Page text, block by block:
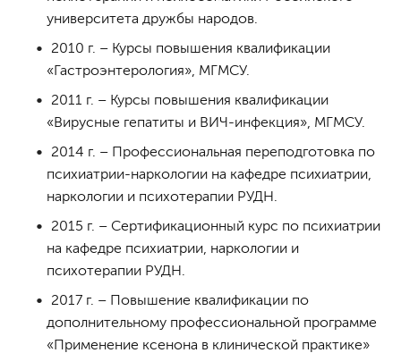
университета дружбы народов.
2010 г. – Курсы повышения квалификации
«Гастроэнтерология», МГМСУ.
2011 г. – Курсы повышения квалификации
«Вирусные гепатиты и ВИЧ-инфекция», МГМСУ.
2014 г. – Профессиональная переподготовка по
психиатрии-наркологии на кафедре психиатрии,
наркологии и психотерапии РУДН.
2015 г. – Сертификационный курс по психиатрии
на кафедре психиатрии, наркологии и
психотерапии РУДН.
2017 г. – Повышение квалификации по
дополнительному профессиональной программе
«Применение ксенона в клинической практике»